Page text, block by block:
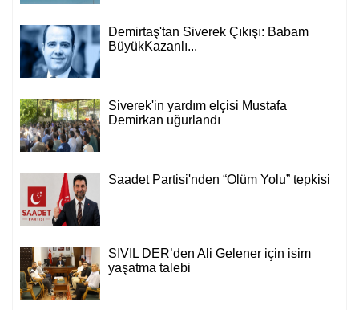
Demirtaş'tan Siverek Çıkışı: Babam
BüyükKazanlı...
Siverek'in yardım elçisi Mustafa
Demirkan uğurlandı
Saadet Partisi'nden “Ölüm Yolu” tepkisi
SİVİL DER’den Ali Gelener için isim
yaşatma talebi